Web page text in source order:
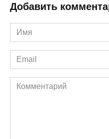
Добавить
Имя
*
Email
*
Комментарий